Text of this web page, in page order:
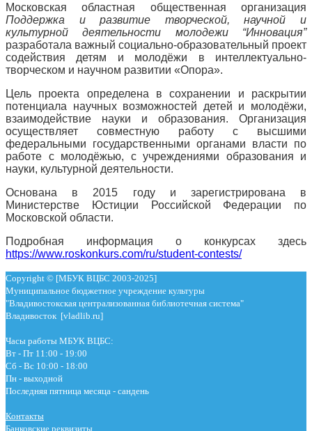
Московская областная общественная организация
Поддержка и развитие творческой, научной и
культурной деятельности молодежи “Инновация”
разработала важный социально-образовательный проект
содействия детям и молодёжи в интеллектуально-
творческом и научном развитии «Опора».
Цель проекта определена в сохранении и раскрытии
потенциала научных возможностей детей и молодёжи,
взаимодействие науки и образования. Организация
осуществляет совместную работу с высшими
федеральными государственными органами власти по
работе с молодёжью, с учреждениями образования и
науки, культурной деятельности.
Основана в 2015 году и зарегистрирована в
Министерстве Юстиции Российской Федерации по
Московской области.
Подробная информация о конкурсах здесь
https://www.roskonkurs.com/ru/student-contests/
Copyright © [МБУК ВЦБС 2003-2025]
Муниципальное бюджетное учреждение культуры
"Владивостокская централизованная библиотечная система"
Владивосток [vladlib.ru]
Часы работы МБУК ВЦБС:
Вт - Пт 11:00 - 19:00
Сб - Вс 10:00 - 18:00
Пн - выходной
Последняя пятница месяца - сандень
Контакты
Банковские реквизиты